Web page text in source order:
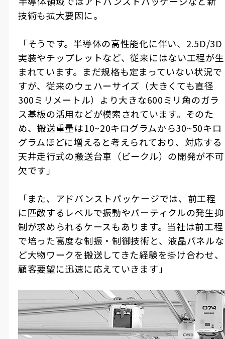
技術も拡大要因に。
「そうです。半導体の高性能化に伴い、2.5D/3D
実装やチップレットなど、従来にはない工程が生
まれています。まだ規格も定まっていない状況で
すが、従来のウェハーサイズ（大きくても直径
300ミリメートル）より大きな600ミリ角のガラ
ス基板の活用などが模索されています。そのた
め、搬送重量は10~20キログラムから30~50キロ
グラムほどに増えると考えられており、対応する
天井走行式の搬送台車（ビークル）の開発が不可
欠です」
「また、アドバンストパッケージでは、前工程
に匹敵するレベルで振動やパーティクルの発生抑
制が求められるケースもあります。当社は前工程
で培った高度な制振・制御技術と、液晶パネルな
ど大物ワークを搬送してきた経験を掛け合わせ、
顧客要望に迅速に応えていきます」